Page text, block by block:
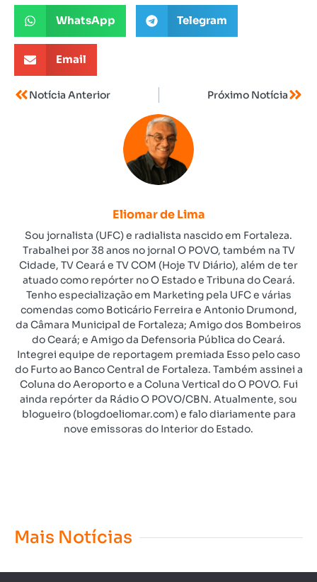
WhatsApp Telegram
Email
Notícia Anterior Próximo Notícia
Eliomar de Lima
Sou jornalista (UFC) e radialista nascido em Fortaleza.
Trabalhei por 38 anos no jornal O POVO, também na TV
Cidade, TV Ceará e TV COM (Hoje TV Diário), além de ter
atuado como repórter no O Estado e Tribuna do Ceará.
Tenho especialização em Marketing pela UFC e várias
comendas como Boticário Ferreira e Antonio Drumond,
da Câmara Municipal de Fortaleza; Amigo dos Bombeiros
do Ceará; e Amigo da Defensoria Pública do Ceará.
Integrei equipe de reportagem premiada Esso pelo caso
do Furto ao Banco Central de Fortaleza. Também assinei a
Coluna do Aeroporto e a Coluna Vertical do O POVO. Fui
ainda repórter da Rádio O POVO/CBN. Atualmente, sou
blogueiro (blogdoeliomar.com) e falo diariamente para
nove emissoras do Interior do Estado.
Mais Notícias